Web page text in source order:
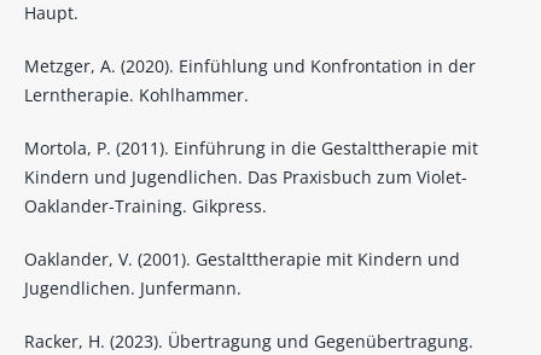
Haupt.
Metzger, A. (2020). Einfühlung und Konfrontation in der
Lerntherapie. Kohlhammer.
Mortola, P. (2011). Einführung in die Gestalttherapie mit
Kindern und Jugendlichen. Das Praxisbuch zum Violet-
Oaklander-Training. Gikpress.
Oaklander, V. (2001). Gestalttherapie mit Kindern und
Jugendlichen. Junfermann.
Racker, H. (2023). Übertragung und Gegenübertragung.